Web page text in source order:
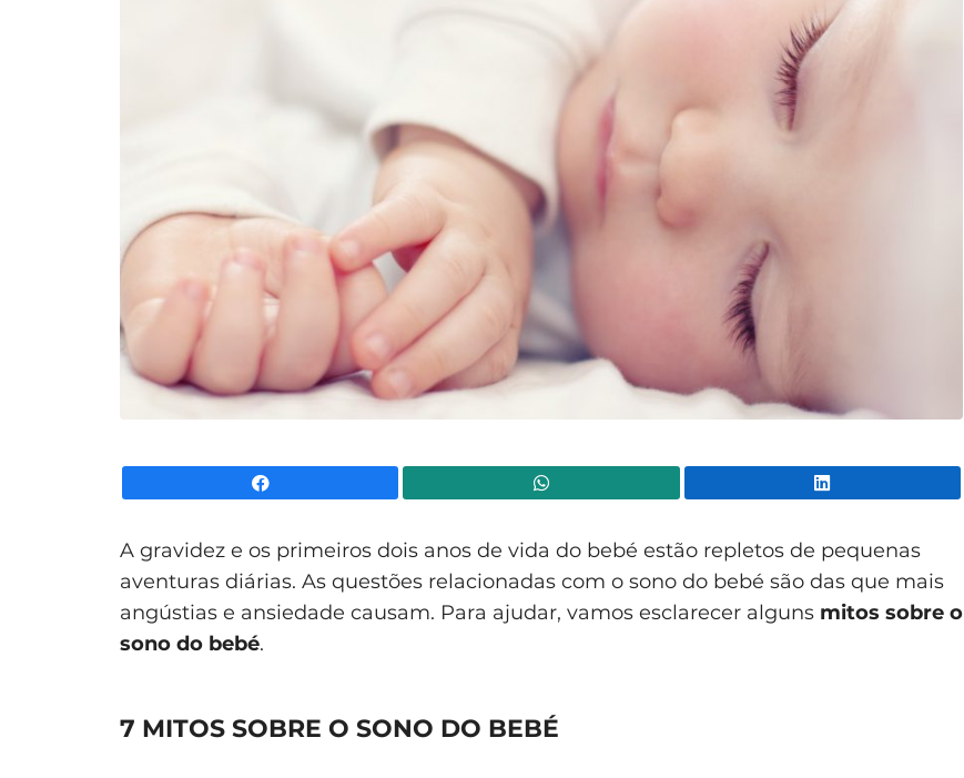
A gravidez e os primeiros dois anos de vida do bebé estão repletos de pequenas
aventuras diárias. As questões relacionadas com o sono do bebé são das que mais
angústias e ansiedade causam. Para ajudar, vamos esclarecer alguns mitos sobre o
sono do bebé.
7 MITOS SOBRE O SONO DO BEBÉ